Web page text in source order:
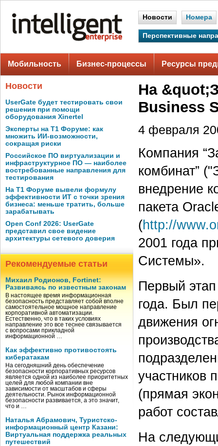
Новости Номера
Перспективные
Мобильность Бизнес-процессы Ресурсы
Новости
UserGate будет тестировать свои
решения при помощи
оборудования Xinertel
Эксперты на Т1 Форуме: как
множить ИИ-возможности,
сокращая риски
Российское ПО виртуализации и
инфраструктурное ПО — наиболее
востребованные направления для
тестирования
На Т1 Форуме вывели формулу
эффективности ИТ с точки зрения
бизнеса: меньше тратить, больше
зарабатывать
Open Conf 2026: UserGate
представил свое видение
архитектуры сетевого доверия
Рекомендуемые статьи
Михаил Родионов, Fortinet:
Развиваясь по известным законам
В настоящее время информационная
безопасность представляет собой вполне
самостоятельное мощное направление
корпоративной автоматизации.
Естественно, что в таких условиях
направление это все теснее связывается
с вопросами прикладной
информационной …
Как эффективно противостоять
кибератакам
На сегодняшний день обеспечение
безопасности корпоративных ресурсов
является одной из наиболее приоритетных
целей для любой компании вне
зависимости от масштабов и сферы
деятельности. Рынок информационной
безопасности развивается, а это значит,
что и …
Наталья Абрамович, Туристско-
информационный центр Казани:
Виртуальная поддержка реальных
путешествий
На
Business
4 февраля
Компания
комбинат”
внедрение
пакета
(http://
2001 года
Системы».
Первый
года. Был
движения
участников
(прямая
работ
На